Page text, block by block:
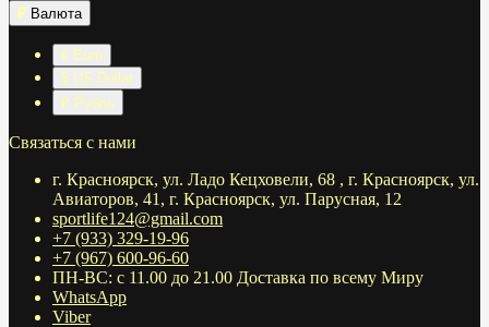
₽ Валюта
€ Euro
$ US Dollar
₽ Рубль
Связаться с нами
г. Красноярск, ул. Ладо Кецховели, 68 , г. Красноярск, ул.
Авиаторов, 41, г. Красноярск, ул. Парусная, 12
sportlife124@gmail.com
+7 (933) 329-19-96
+7 (967) 600-96-60
ПН-ВС: с 11.00 до 21.00 Доставка по всему Миру
WhatsApp
Viber